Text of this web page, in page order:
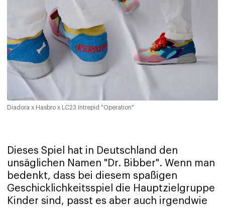
Diadora x Hasbro x LC23 Intrepid "Operation"
Dieses Spiel hat in Deutschland den
unsäglichen Namen "Dr. Bibber". Wenn man
bedenkt, dass bei diesem spaßigen
Geschicklichkeitsspiel die Hauptzielgruppe
Kinder sind, passt es aber auch irgendwie